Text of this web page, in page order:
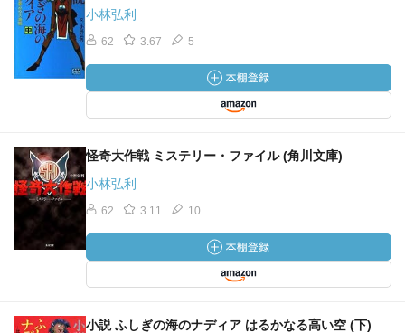
小林弘利
62 3.67 5
怪奇大作戦 ミステリー・ファイル (角川文庫)
小林弘利
62 3.11 10
小説 ふしぎの海のナディア はるかなる高い空 (下)